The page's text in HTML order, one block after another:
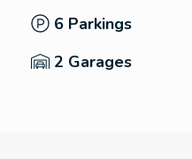
6 Parkings
2 Garages